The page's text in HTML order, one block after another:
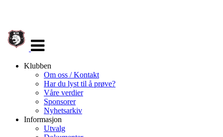
navigasjon
Klubben
Om oss / Kontakt
Har du lyst til å prøve?
Våre verdier
Sponsorer
Nyhetsarkiv
Informasjon
Utvalg